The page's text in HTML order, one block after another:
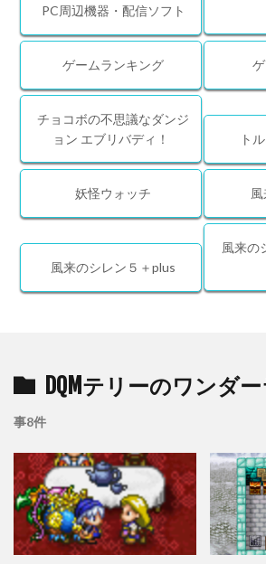
PC周辺機器・配信ソフト
ゲームランキング
チョコボの不思議なダンジ
ョン エブリバディ！
ト
妖怪ウォッチ
風来のシレン５＋plus
風来の
DQMテリーのワンダ
事8件